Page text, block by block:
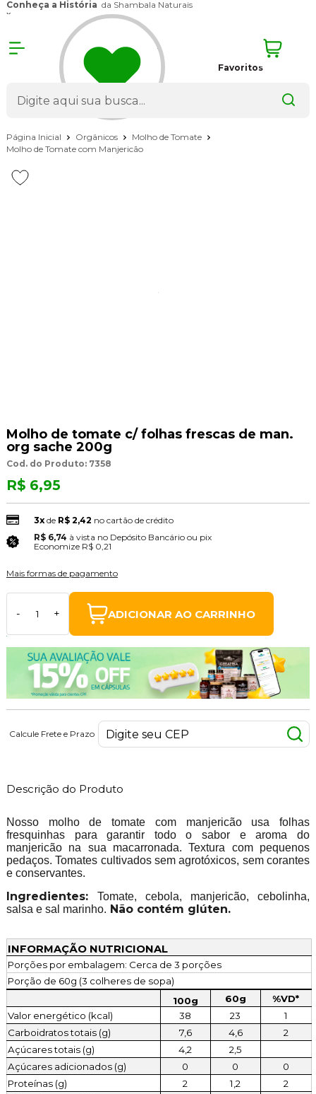
Conheça a História da Shambala Naturais
x
Favoritos
Página Inicial Orgânicos
Molho de Tomate
Molho de Tomate com Manjericão
Molho de tomate c/ folhas frescas de man.
org sache 200g
Cod. do Produto: 7358
R$ 6,95
3xde R$ 2,42 no cartão de crédito
R$ 6,74 à vista no Depósito Bancário ou pix
Economize R$ 0,21
Mais formas de pagamento
- + ADICIONAR AO CARRINHO
Calcule Frete e Prazo
Descrição do Produto
Nosso molho de tomate com manjericão usa folhas
fresquinhas para garantir todo o sabor e aroma do
manjericão na sua macarronada. Textura com pequenos
pedaços. Tomates cultivados sem agrotóxicos, sem corantes
e conservantes.
Ingredientes: Tomate, cebola, manjericão, cebolinha,
salsa e sal marinho. Não contém glúten.
INFORMAÇÃO NUTRICIONAL
Porções por embalagem: Cerca de 3 porções
Porção de 60g (3 colheres de sopa)
100g
60g
%VD*
Valor energético (kcal)
38 23
1
Carboidratos totais (g)
7,6 4,6
2
Açúcares totais (g)
4,2
2,5
Açúcares adicionados (g)
0 0
0
Proteínas (g)
2 1,2
2